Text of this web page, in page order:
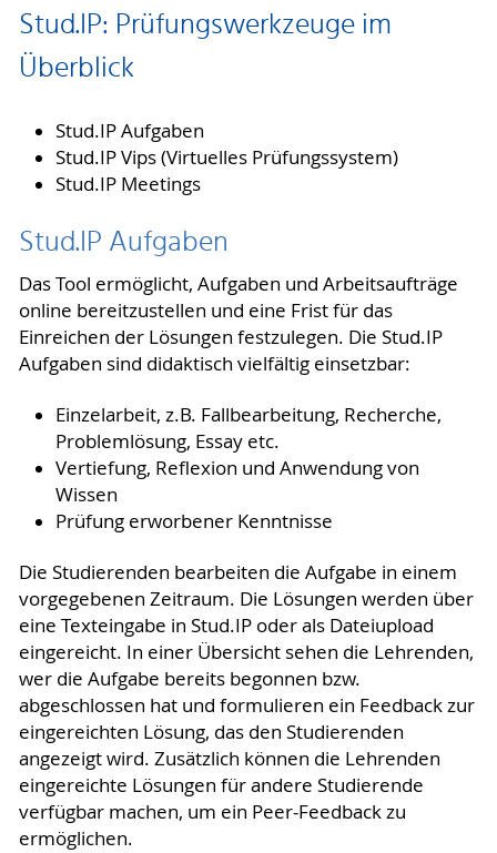
Stud.IP: Prüfungswerkzeuge im
Überblick
Stud.IP Aufgaben
Stud.IP Vips (Virtuelles Prüfungssystem)
Stud.IP Meetings
Stud.IP Aufgaben
Das Tool ermöglicht, Aufgaben und Arbeitsaufträge
online bereitzustellen und eine Frist für das
Einreichen der Lösungen festzulegen. Die Stud.IP
Aufgaben sind didaktisch vielfältig einsetzbar:
Einzelarbeit, z.B. Fallbearbeitung, Recherche,
Problemlösung, Essay etc.
Vertiefung, Reflexion und Anwendung von
Wissen
Prüfung erworbener Kenntnisse
Die Studierenden bearbeiten die Aufgabe in einem
vorgegebenen Zeitraum. Die Lösungen werden über
eine Texteingabe in Stud.IP oder als Dateiupload
eingereicht. In einer Übersicht sehen die Lehrenden,
wer die Aufgabe bereits begonnen bzw.
abgeschlossen hat und formulieren ein Feedback zur
eingereichten Lösung, das den Studierenden
angezeigt wird. Zusätzlich können die Lehrenden
eingereichte Lösungen für andere Studierende
verfügbar machen, um ein Peer-Feedback zu
ermöglichen.